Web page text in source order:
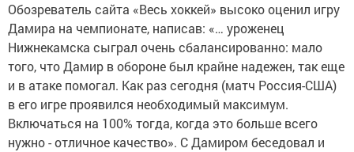
Обозреватель сайта «Весь хоккей» высоко оценил игру
Дамира на чемпионате, написав: «… уроженец
Нижнекамска сыграл очень сбалансированно: мало
того, что Дамир в обороне был крайне надежен, так еще
и в атаке помогал. Как раз сегодня (матч Россия-США)
в его игре проявился необходимый максимум.
Включаться на 100% тогда, когда это больше всего
нужно - отличное качество». С Дамиром беседовал и